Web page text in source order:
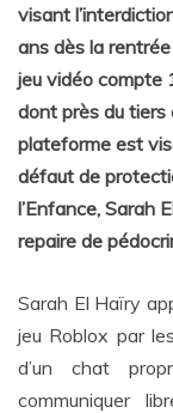
visant
ans dès la
jeu vidéo compte
dont près du tiers
plateforme est
défaut de
l’Enfance, Sarah
repaire de
Sarah El Haïry
jeu Roblox par
d’un chat
communiquer